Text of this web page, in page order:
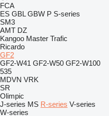
FCA
ES GBL GBW P S-series
SM3
AMT DZ
Kangoo Master Trafic
Ricardo
GF2
GF2-W41 GF2-W50 GF2-W100
535
MDVN VRK
SR
Olimpic
J-series MS R-series V-series
W-series